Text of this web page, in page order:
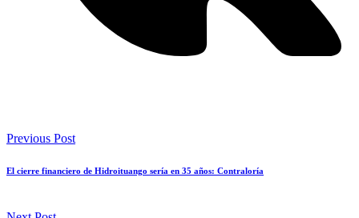
Previous Post
El cierre financiero de Hidroituango sería en 35 años: Contraloría